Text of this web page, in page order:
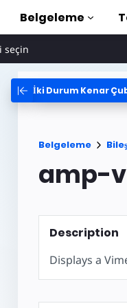
Siteleri
web deneyimleri
postası
Belgeleme
Kılavuzlar
AMP'yi
Eksiksiz AMP
Örnekler
Hands-on
Kullanıma hazır
seçin
İki Durum Kenar
Belgeleme
amp-
Description
Displays a